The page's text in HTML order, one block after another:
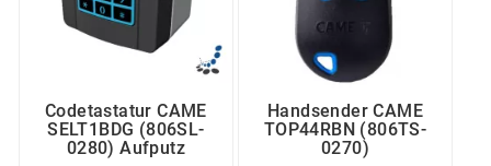
Codetastatur CAME
SELT1BDG (806SL-
0280) Aufputz
Handsender CAME
TOP44RBN (806TS-
0270)